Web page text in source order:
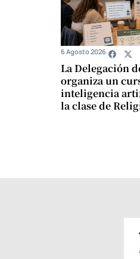
La Delegación
organiza un
inteligencia
la clase de
6 Agosto 2026